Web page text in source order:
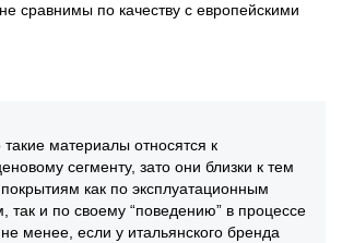
сравнимы по качеству с европейскими
материалы относятся к
сегменту, зато они близки к тем
как по эксплуатационным
так и по своему “поведению” в процессе
менее, если у итальянского бренда